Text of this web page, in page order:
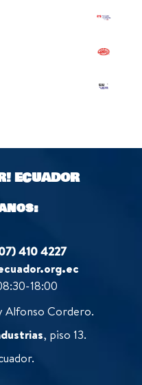
ECUADOR
410 4227
18:00
Alfonso Cordero.
, piso 13.